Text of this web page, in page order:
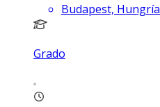
Budapest, Hungría
Grado